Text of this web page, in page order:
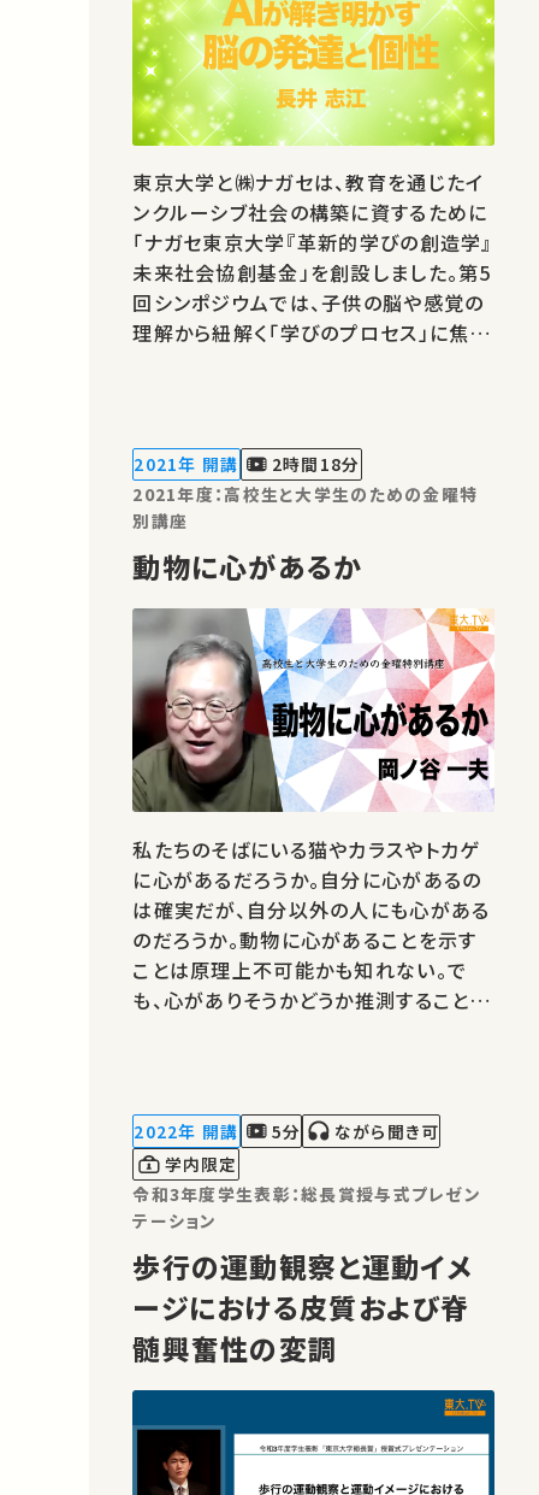
東京大学と㈱ナガセは、教育を通じたイ
ンクルーシブ社会の構築に資するために
「ナガセ東京大学『革新的学びの創造学』
未来社会協創基金」を創設しました。第5
回シンポジウムでは、子供の脳や感覚の
理解から紐解く「学びのプロセス」に焦点
るかもしれません。 お気に入りの講義・
講演があればSNSなどでシェアを…
2021年 開講
2時間18分
2021年度：高校生と大学生のための金曜特
別講座
動物に心があるか
私たちのそばにいる猫やカラスやトカゲ
に心があるだろうか。自分に心があるの
は確実だが、自分以外の人にも心がある
のだろうか。動物に心があることを示す
ことは原理上不可能かも知れない。で
も、心がありそうかどうか推測することは
なたのシェアが、ほかの誰かの学びに繋
がるかもしれません。 お気に入…
2022年 開講 5分
ながら聞き可
学内限定
令和3年度学生表彰：総長賞授与式プレゼン
テーション
歩行の運動観察と運動イメ
ージにおける皮質および脊
髄興奮性の変調